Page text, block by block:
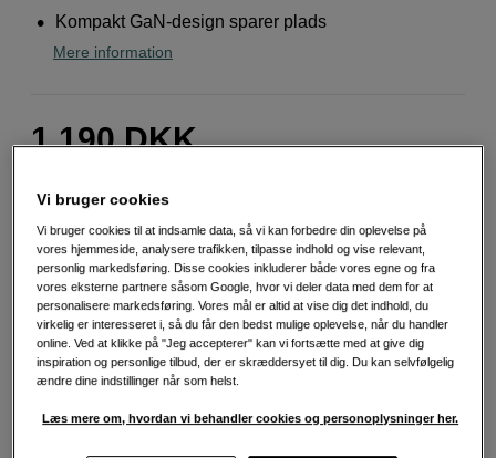
Kompakt GaN-design sparer plads
Mere information
1.190 DKK
Fri fragt ved køb over 500 kr.
30 dages returret
Personlig service og ekspertrådgivning
Vi bruger cookies
Vi bruger cookies til at indsamle data, så vi kan forbedre din oplevelse på
vores hjemmeside, analysere trafikken, tilpasse indhold og vise relevant,
personlig markedsføring. Disse cookies inkluderer både vores egne og fra
vores eksterne partnere såsom Google, hvor vi deler data med dem for at
personalisere markedsføring. Vores mål er altid at vise dig det indhold, du
virkelig er interesseret i, så du får den bedst mulige oplevelse, når du handler
online. Ved at klikke på "Jeg accepterer" kan vi fortsætte med at give dig
inspiration og personlige tilbud, der er skræddersyet til dig. Du kan selvfølgelig
ændre dine indstillinger når som helst.
Læs mere om, hvordan vi behandler cookies og personoplysninger her.